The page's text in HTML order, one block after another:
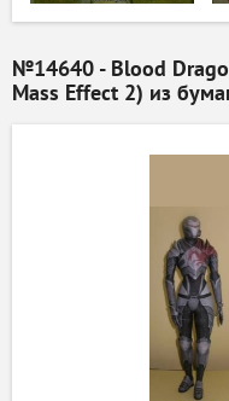
№14640 - Blood
Mass Effect 2) из